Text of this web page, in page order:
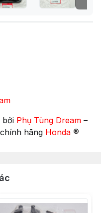
bởi Phụ Tùng Dream –
hãng Honda ®